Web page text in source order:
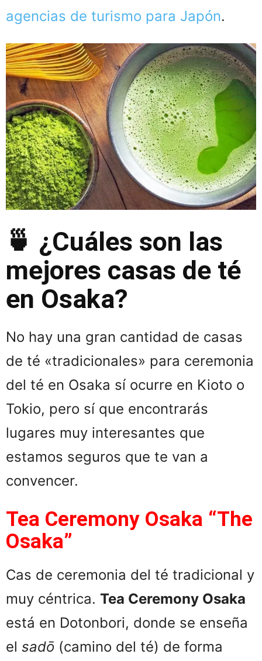
agencias de turismo para Japón.
🍵 ¿Cuáles son las
mejores casas de té
en Osaka?
No hay una gran cantidad de casas
de té «tradicionales» para ceremonia
del té en Osaka sí ocurre en Kioto o
Tokio, pero sí que encontrarás
lugares muy interesantes que
estamos seguros que te van a
convencer.
Tea Ceremony Osaka “The
Osaka”
Cas de ceremonia del té tradicional y
muy céntrica. Tea Ceremony Osaka
está en Dotonbori, donde se enseña
el sadō (camino del té) de forma